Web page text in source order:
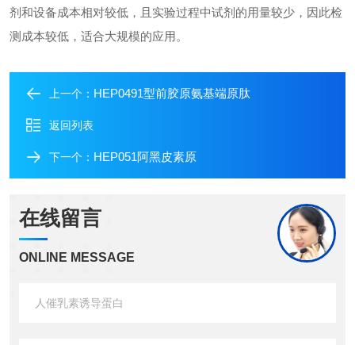
剂和设备成本相对较低，且实验过程中试剂的用量较少，因此检
测成本较低，适合大规模的应用。
上一个： HEP0491型前胶原氨基端原肽
返回列表
下一个： HEP051阿黑皮素原
在线留言
ONLINE MESSAGE